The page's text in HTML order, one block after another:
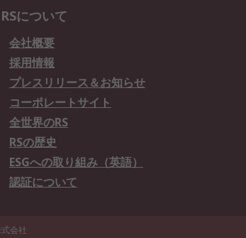
RSについて
会社概要
採用情報
プレスリリース＆お知らせ
コーポレートサイト
全世界のRS
RSの歴史
ESGへの取り組み（英語）
認証について
会社